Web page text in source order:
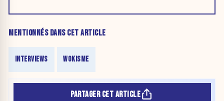
MENTIONNÉS DANS CET ARTICLE
INTERVIEWS WOKISME
PARTAGER CET ARTICLE